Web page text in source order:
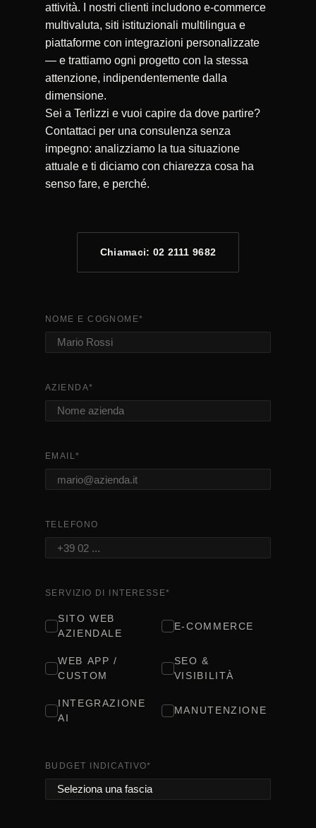
attività. I nostri clienti includono e-commerce
multivaluta, siti istituzionali multilingua e
piattaforme con integrazioni personalizzate
— e trattiamo ogni progetto con la stessa
attenzione, indipendentemente dalla
dimensione.
Sei a Terlizzi e vuoi capire da dove partire?
Contattaci per una consulenza senza
impegno: analizziamo la tua situazione
attuale e ti diciamo con chiarezza cosa ha
senso fare, e perché.
Chiamaci: 02 2111 9682
NOME E COGNOME*
AZIENDA*
EMAIL*
TELEFONO
SERVIZIO DI INTERESSE*
SITO WEB
AZIENDALE
E-COMMERCE
WEB APP /
CUSTOM
SEO &
VISIBILITÀ
INTEGRAZIONE
AI
MANUTENZIONE
BUDGET INDICATIVO*